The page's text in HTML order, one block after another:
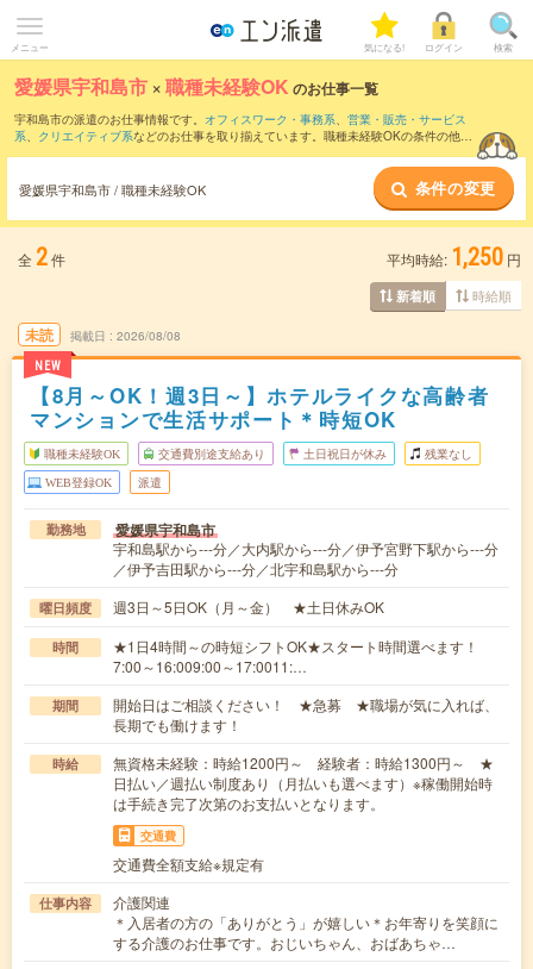
メニュー 気になる! ログイン 検索
愛媛県宇和島市 ×職種未経験OK のお仕事一覧
宇和島市の派遣のお仕事情報です。 オフィスワーク・事務系、 営業・販売・サービス
系、 クリエイティブ系などのお仕事を取り揃えています。職種未経験OKの条件の他
愛媛県宇和島市 / 職種未経験OK 条件の変更
全 2件 平均時給: 1,250 円
新着順 時給順
未読
NEW
掲載日 2026/08/08
【8月～OK！週3日～】ホテルライクな高齢者
マンションで生活サポート＊時短OK
職種未経験OK 交通費別途支給あり 土日祝日が休み 残業なし
WEB登録OK 派遣
勤務地 愛媛県宇和島市
宇和島駅から---分／大内駅から---分／伊予宮野下駅から---分
／伊予吉田駅から---分／北宇和島駅から---分
曜日頻度 週3日～5日OK（月～金） ★土日休みOK
時間
★1日4時間～の時短シフトOK★スタート時間選べます！
7:00～16:009:00～17:0011:…
期間
開始日はご相談ください！ ★急募 ★職場が気に入れば、
長期でも働けます！
時給
無資格未経験：時給1200円～ 経験者：時給1300円～ ★
日払い／週払い制度あり（月払いも選べます）※稼働開始時
は手続き完了次第のお支払いとなります。
交通費
交通費全額支給※規定有
仕事内容
介護関連
＊入居者の方の「ありがとう」が嬉しい＊お年寄りを笑顔に
する介護のお仕事です。おじいちゃん、おばあちゃ…